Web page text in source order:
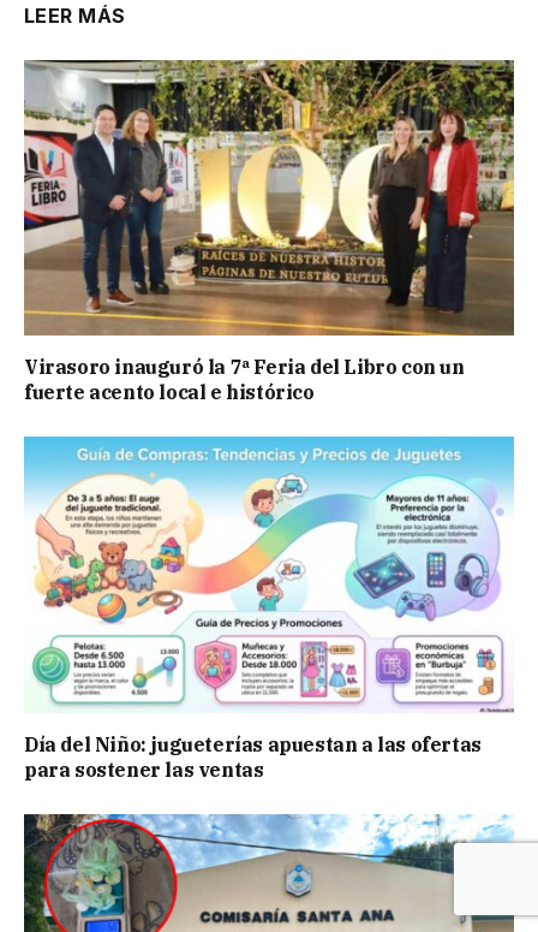
LEER MÁS
Virasoro inauguró la 7ª Feria del Libro con un
fuerte acento local e histórico
Día del Niño: jugueterías apuestan a las ofertas
para sostener las ventas